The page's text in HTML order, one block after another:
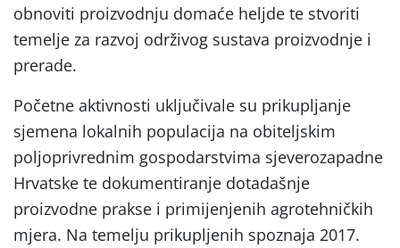
obnoviti proizvodnju domaće heljde te stvoriti
temelje za razvoj održivog sustava proizvodnje i
prerade.
Početne aktivnosti uključivale su prikupljanje
sjemena lokalnih populacija na obiteljskim
poljoprivrednim gospodarstvima sjeverozapadne
Hrvatske te dokumentiranje dotadašnje
proizvodne prakse i primijenjenih agrotehničkih
mjera. Na temelju prikupljenih spoznaja 2017.